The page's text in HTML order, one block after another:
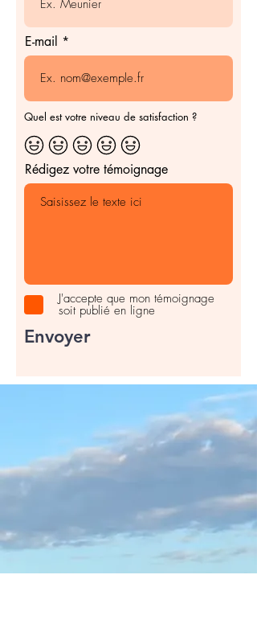
E-mail
Quel est votre niveau de satisfaction ?
Rédigez votre témoignage
J'accepte que mon témoignage
soit publié en ligne
Envoyer